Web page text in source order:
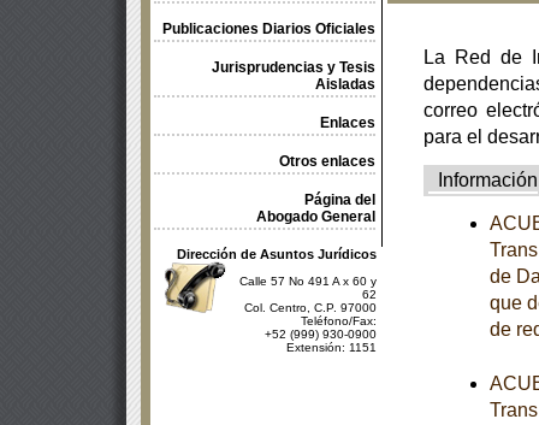
Publicaciones Diarios Oficiales
Jurisprudencias y Tesis
Aisladas
Enlaces
Otros enlaces
Página del
Abogado General
Dirección de Asuntos Jurídicos
Calle 57 No 491 A x 60 y
62
Col. Centro, C.P. 97000
Teléfono/Fax:
+52 (999) 930-0900
Extensión: 1151
La Red de
correo
para el
Información
de
que
de